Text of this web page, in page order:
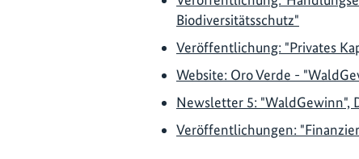
Biodiversitätsschutz"
Veröffentlichung: "Privates
Website: Oro Verde -
Newsletter 5: "WaldGewinn",
Veröffentlichungen: